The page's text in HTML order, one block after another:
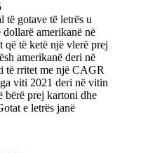
të gotave të letrës u
amerikanë në
të ketë një vlerë prej
amerikanë deri në
të rritet me një CAGR
viti 2021 deri në vitin
bërë prej kartoni dhe
e letrës janë